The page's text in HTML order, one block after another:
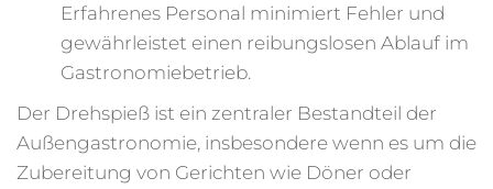
Erfahrenes Personal minimiert Fehler und
gewährleistet einen reibungslosen Ablauf im
Gastronomiebetrieb.
Der Drehspieß ist ein zentraler Bestandteil der
Außengastronomie, insbesondere wenn es um die
Zubereitung von Gerichten wie Döner oder